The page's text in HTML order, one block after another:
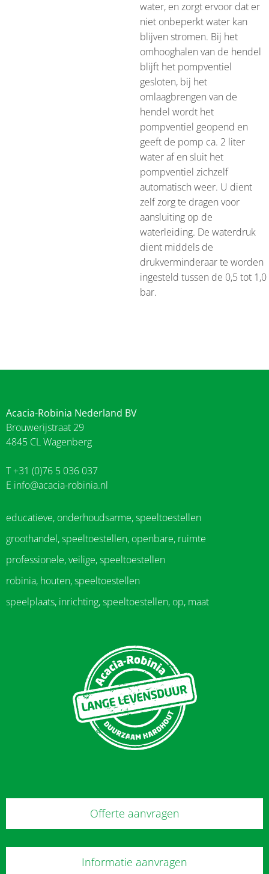
water, en zorgt ervoor dat er
niet onbeperkt water kan
blijven stromen. Bij het
omhooghalen van de hendel
blijft het pompventiel
gesloten, bij het
omlaagbrengen van de
hendel wordt het
pompventiel geopend en
geeft de pomp ca. 2 liter
water af en sluit het
pompventiel zichzelf
automatisch weer. U dient
zelf zorg te dragen voor
aansluiting op de
waterleiding. De waterdruk
dient middels de
drukverminderaar te worden
ingesteld tussen de 0,5 tot 1,0
bar.
Acacia-Robinia Nederland BV
Brouwerijstraat 29
4845 CL Wagenberg
T +31 (0)76 5 036 037
E info@acacia-robinia.nl
educatieve, onderhoudsarme, speeltoestellen
groothandel, speeltoestellen, openbare, ruimte
professionele, veilige, speeltoestellen
robinia, houten, speeltoestellen
speelplaats, inrichting, speeltoestellen, op, maat
Offerte aanvragen
Informatie aanvragen